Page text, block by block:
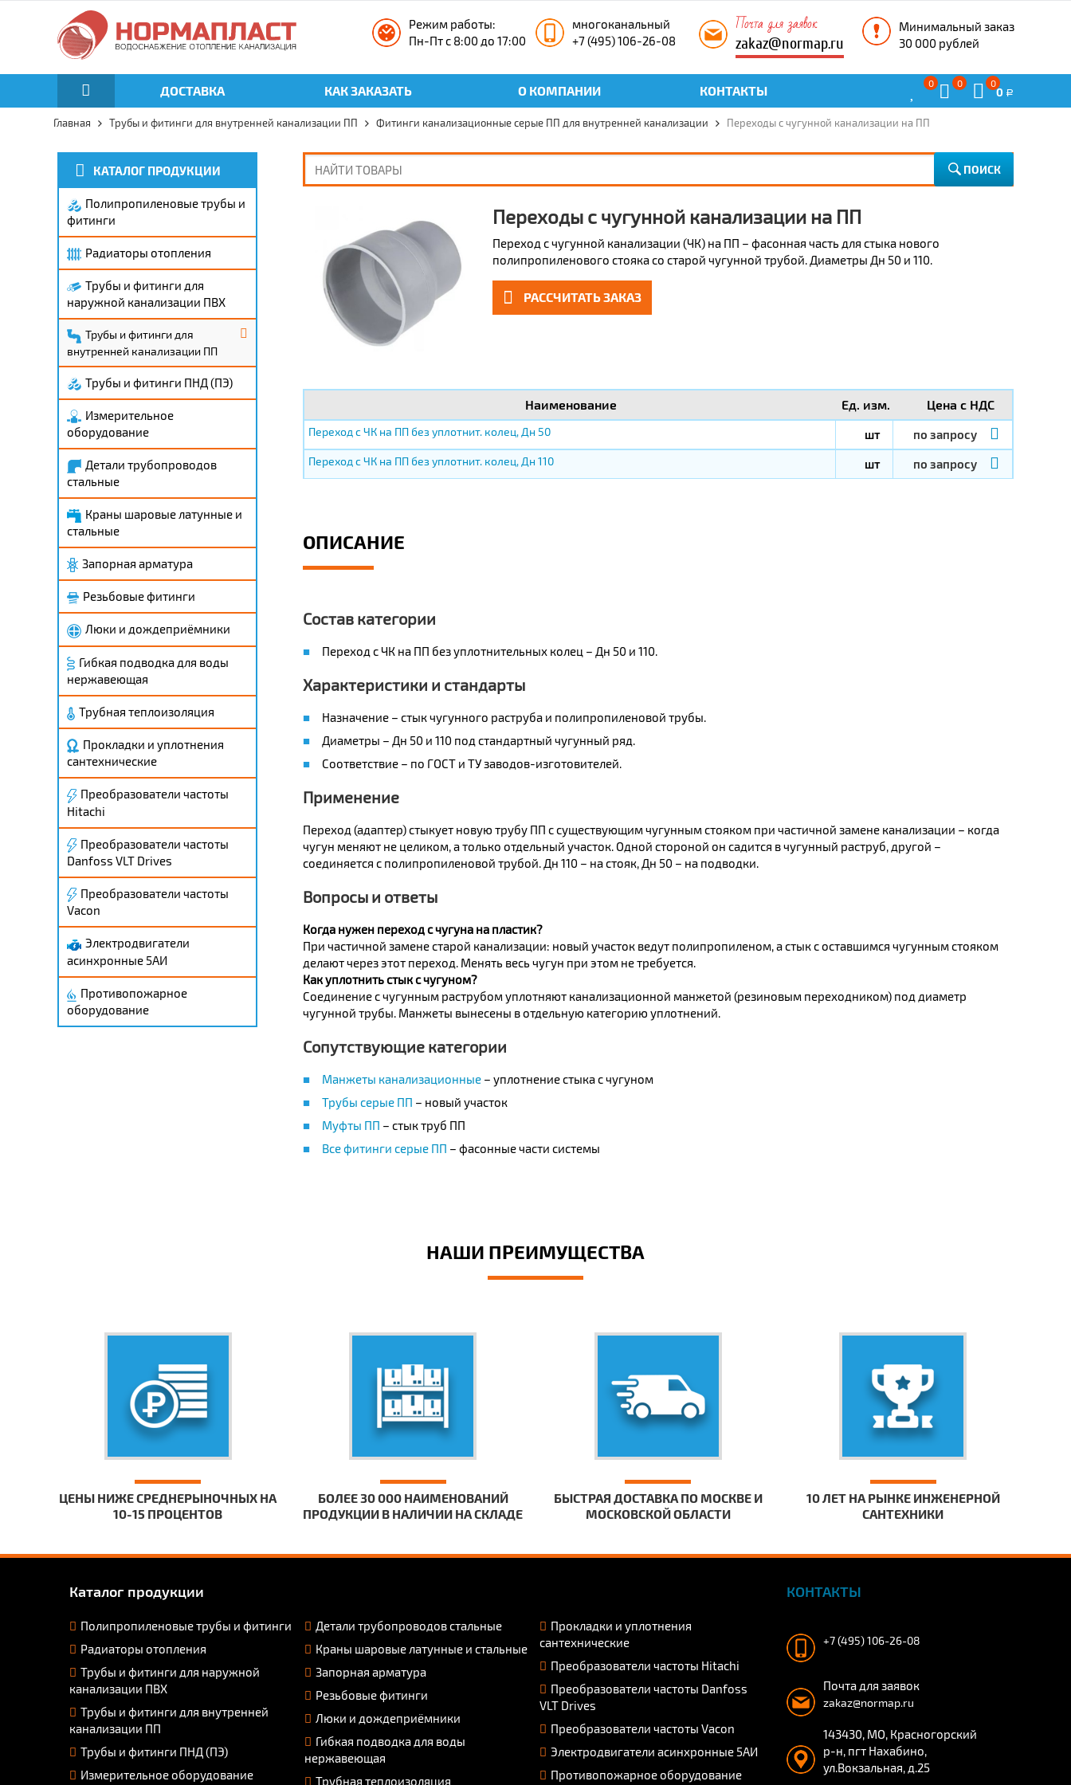
Режим работы:
Пн-Пт с 8:00 до 17:00
многоканальный
+7 (495) 106-26-08
Почта для заявок
zakaz@normap.ru
Минимальный заказ
30 000 рублей
ДОСТАВКА КАК ЗАКАЗАТЬ О КОМПАНИИ КОНТАКТЫ
0 0 0
0 Р
Главная Трубы и фитинги для внутренней канализации ПП Фитинги канализационные серые ПП для внутренней канализации Переходы с чугунной канализации на ПП
ПОИСК
Переходы с чугунной канализации на ПП
Переход с чугунной канализации (ЧК) на ПП – фасонная часть для стыка нового
полипропиленового стояка со старой чугунной трубой. Диаметры Дн 50 и 110.
РАССЧИТАТЬ ЗАКАЗ
Наименование Ед. изм. Цена с НДС
Переход с ЧК на ПП без уплотнит. колец, Дн 50 шт по запросу
Переход с ЧК на ПП без уплотнит. колец, Дн 110 шт по запросу
ОПИСАНИЕ
Состав категории
Переход с ЧК на ПП без уплотнительных колец – Дн 50 и 110.
Характеристики и стандарты
Назначение – стык чугунного раструба и полипропиленовой трубы.
Диаметры – Дн 50 и 110 под стандартный чугунный ряд.
Соответствие – по ГОСТ и ТУ заводов-изготовителей.
Применение
Переход (адаптер) стыкует новую трубу ПП с существующим чугунным стояком при частичной замене канализации – когда
чугун меняют не целиком, а только отдельный участок. Одной стороной он садится в чугунный раструб, другой –
соединяется с полипропиленовой трубой. Дн 110 – на стояк, Дн 50 – на подводки.
Вопросы и ответы
Когда нужен переход с чугуна на пластик?
При частичной замене старой канализации: новый участок ведут полипропиленом, а стык с оставшимся чугунным стояком
делают через этот переход. Менять весь чугун при этом не требуется.
Как уплотнить стык с чугуном?
Соединение с чугунным раструбом уплотняют канализационной манжетой (резиновым переходником) под диаметр
чугунной трубы. Манжеты вынесены в отдельную категорию уплотнений.
Сопутствующие категории
Манжеты канализационные– уплотнение стыка с чугуном
Трубы серые ПП – новый участок
Муфты ПП – стык труб ПП
Все фитинги серые ПП – фасонные части системы
КАТАЛОГ ПРОДУКЦИИ
Полипропиленовые трубы и
фитинги
Радиаторы отопления
Трубы и фитинги для
наружной канализации ПВХ
Трубы и фитинги для
внутренней канализации ПП
Трубы и фитинги ПНД (ПЭ)
Измерительное
оборудование
Детали трубопроводов
стальные
Краны шаровые латунные и
стальные
Запорная арматура
Резьбовые фитинги
Люки и дождеприёмники
Гибкая подводка для воды
нержавеющая
Трубная теплоизоляция
Прокладки и уплотнения
сантехнические
Преобразователи частоты
Hitachi
Преобразователи частоты
Danfoss VLT Drives
Преобразователи частоты
Vacon
Электродвигатели
асинхронные 5АИ
Противопожарное
оборудование
НАШИ ПРЕИМУЩЕСТВА
ЦЕНЫ НИЖЕ СРЕДНЕРЫНОЧНЫХ НА
10-15 ПРОЦЕНТОВ
БОЛЕЕ 30 000 НАИМЕНОВАНИЙ
ПРОДУКЦИИ В НАЛИЧИИ НА СКЛАДЕ
БЫСТРАЯ ДОСТАВКА ПО МОСКВЕ И
МОСКОВСКОЙ ОБЛАСТИ
10 ЛЕТ НА РЫНКЕ ИНЖЕНЕРНОЙ
САНТЕХНИКИ
Каталог продукции
Полипропиленовые трубы и фитинги
Радиаторы отопления
Трубы и фитинги для наружной
канализации ПВХ
Трубы и фитинги для внутренней
канализации ПП
Трубы и фитинги ПНД (ПЭ)
Измерительное оборудование
Детали трубопроводов стальные
Краны шаровые латунные и стальные
Запорная арматура
Резьбовые фитинги
Люки и дождеприёмники
Гибкая подводка для воды
нержавеющая
Трубная теплоизоляция
Прокладки и уплотнения
сантехнические
Преобразователи частоты Hitachi
Преобразователи частоты Danfoss
VLT Drives
Преобразователи частоты Vacon
Электродвигатели асинхронные 5АИ
Противопожарное оборудование
КОНТАКТЫ
+7 (495) 106-26-08
Почта для заявок
zakaz@normap.ru
143430, МО, Красногорский
р-н, пгт Нахабино,
ул.Вокзальная, д.25